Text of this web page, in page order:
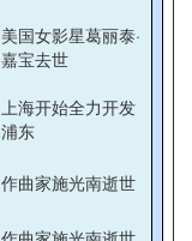
美国女影星葛丽泰·
嘉宝去世
上海开始全力开发
浦东
作曲家施光南逝世